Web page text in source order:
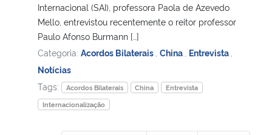
Internacional (SAI), professora Paola de Azevedo
Mello, entrevistou recentemente o reitor professor
Paulo Afonso Burmann […]
Categoria: Acordos Bilaterais China Entrevista
Notícias
Tags:
Acordos Bilaterais China
Entrevista
Internacionalização